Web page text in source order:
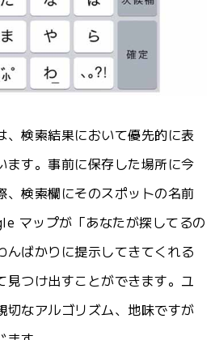
、検索結果において優先的に表
ます。事前に保存した場所に今
、検索欄にそのスポットの名前
マップが「あなたが探してるの
んばかりに提示してきてくれる
見つけ出すことができます。ユ
切なアルゴリズム、地味ですが